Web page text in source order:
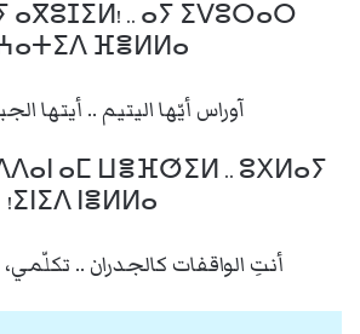
.. ⴰⵢ ⵉⴸⵓⵔⴰⵔ
ⴼⴻⵍⵍⴰ
آوراس أيّها اليتيم .. أيتها
ⴰⵎ ⵡⴻⴼⵚⵉⵍ .. ⵓⵝⵍⴰⵢ
ⵉⵏⵉⴷ ⵏⴻⵍⵍⴰ!
أنتِ الواقفات كالجدران ..